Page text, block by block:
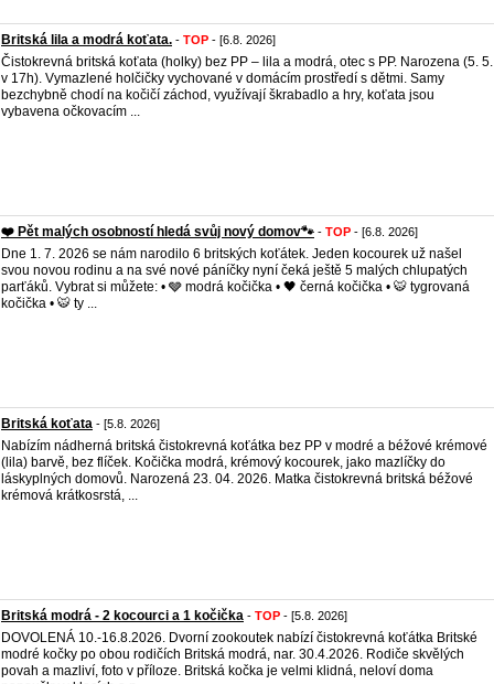
Britská lila a modrá koťata. - TOP - [6.8. 2026]
Čistokrevná britská koťata (holky) bez PP – lila a modrá, otec s PP. Narozena (5. 5.
v 17h). Vymazlené holčičky vychované v domácím prostředí s dětmi. Samy
bezchybně chodí na kočičí záchod, využívají škrabadlo a hry, koťata jsou
vybavena očkovacím ...
❤️ Pět malých osobností hledá svůj nový domov🐾 - TOP - [6.8. 2026]
Dne 1. 7. 2026 se nám narodilo 6 britských koťátek. Jeden kocourek už našel
svou novou rodinu a na své nové páníčky nyní čeká ještě 5 malých chlupatých
parťáků. Vybrat si můžete: • 🩶 modrá kočička • 🖤 černá kočička • 🐯 tygrovaná
kočička • 🐯 ty ...
Britská koťata - [5.8. 2026]
Nabízím nádherná britská čistokrevná koťátka bez PP v modré a béžové krémové
(lila) barvě, bez flíček. Kočička modrá, krémový kocourek, jako mazlíčky do
láskyplných domovů. Narozená 23. 04. 2026. Matka čistokrevná britská béžové
krémová krátkosrstá, ...
Britská modrá - 2 kocourci a 1 kočička - TOP - [5.8. 2026]
DOVOLENÁ 10.-16.8.2026. Dvorní zookoutek nabízí čistokrevná koťátka Britské
modré kočky po obou rodičích Britská modrá, nar. 30.4.2026. Rodiče skvělých
povah a mazliví, foto v příloze. Britská kočka je velmi klidná, neloví doma